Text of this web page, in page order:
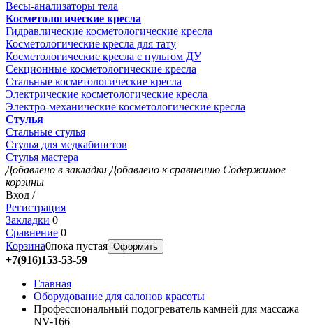
Весы-анализаторы тела
Косметологические кресла
Гидравлические косметологические кресла
Косметологические кресла для тату
Косметологические кресла с пультом ДУ
Секционные косметологические кресла
Стальные косметологические кресла
Электрические косметологические кресла
Электро-механические косметологические кресла
Стулья
Стальные стулья
Стулья для медкабинетов
Стулья мастера
Добавлено в закладки Добавлено к сравнению Содержимое
корзины
Вход /
Регистрация
Закладки 0
Сравнение 0
Корзина0пока пустая Оформить
+7(916)153-53-59
Главная
Оборудование для салонов красоты
Профессиональный подогреватель камней для массажа
NV-166